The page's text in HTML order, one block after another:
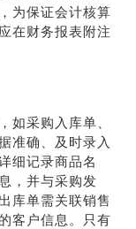
为保证会计核算
在财务报表附注
如采购入库单、
准确、及时录入
细记录商品名
，并与采购发
库单需关联销售
客户信息。只有